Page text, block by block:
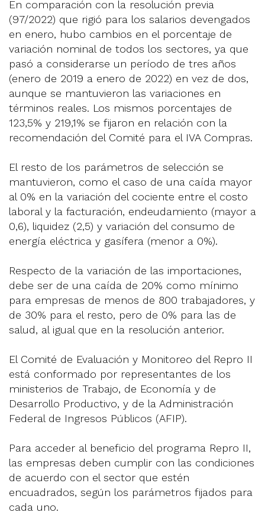
En comparación con la resolución previa
(97/2022) que rigió para los salarios devengados
en enero, hubo cambios en el porcentaje de
variación nominal de todos los sectores, ya que
pasó a considerarse un período de tres años
(enero de 2019 a enero de 2022) en vez de dos,
aunque se mantuvieron las variaciones en
términos reales. Los mismos porcentajes de
123,5% y 219,1% se fijaron en relación con la
recomendación del Comité para el IVA Compras.
El resto de los parámetros de selección se
mantuvieron, como el caso de una caída mayor
al 0% en la variación del cociente entre el costo
laboral y la facturación, endeudamiento (mayor a
0,6), liquidez (2,5) y variación del consumo de
energía eléctrica y gasífera (menor a 0%).
Respecto de la variación de las importaciones,
debe ser de una caída de 20% como mínimo
para empresas de menos de 800 trabajadores, y
de 30% para el resto, pero de 0% para las de
salud, al igual que en la resolución anterior.
El Comité de Evaluación y Monitoreo del Repro II
está conformado por representantes de los
ministerios de Trabajo, de Economía y de
Desarrollo Productivo, y de la Administración
Federal de Ingresos Públicos (AFIP).
Para acceder al beneficio del programa Repro II,
las empresas deben cumplir con las condiciones
de acuerdo con el sector que estén
encuadrados, según los parámetros fijados para
cada uno.